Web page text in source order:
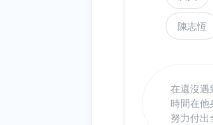
陳志恆
在還沒遇
時間在
努力付出